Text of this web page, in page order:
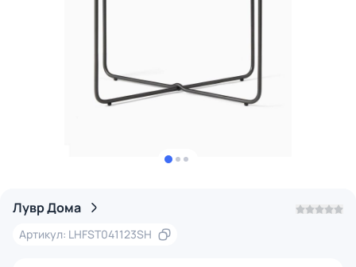
Лувр Дома
Артикул: LHFST041123SH